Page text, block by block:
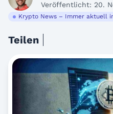
Veröffentlicht: 20.
Krypto News – Immer aktuell
Teilen